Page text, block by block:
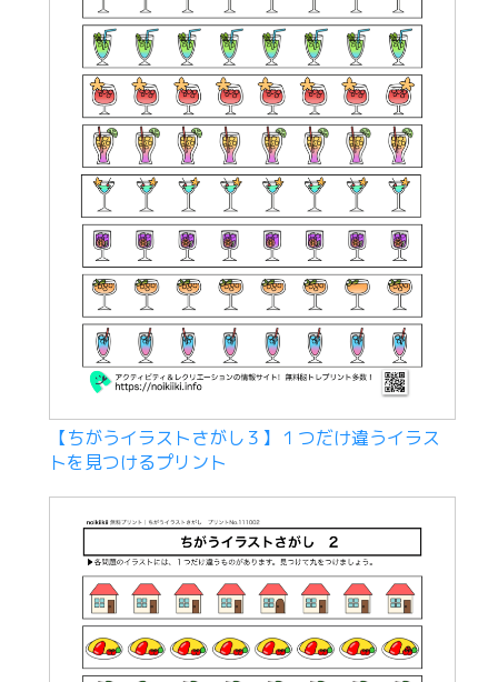
【ちがうイラストさがし３】１つだけ違うイラス
トを見つけるプリント